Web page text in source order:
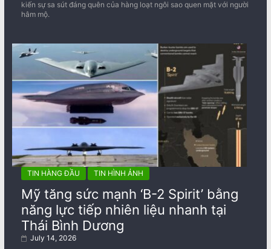
kiến sự sa sút đáng quên của hàng loạt ngôi sao quen mặt với người
hâm mộ.
TIN HÀNG ĐẦU TIN HÌNH ẢNH
Mỹ tăng sức mạnh ‘B-2 Spirit’ bằng
năng lực tiếp nhiên liệu nhanh tại
Thái Bình Dương
July 14, 2026